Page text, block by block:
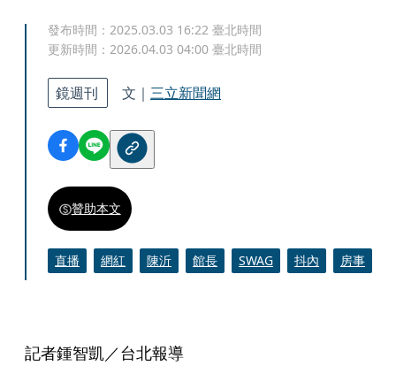
發布時間： 2025.03.03 16:22 臺北時間
更新時間： 2026.04.03 04:00 臺北時間
鏡週刊 文｜ 三立新聞網
贊助本文
直播 網紅 陳沂 館長 SWAG 抖內 房事
記者鍾智凱／台北報導